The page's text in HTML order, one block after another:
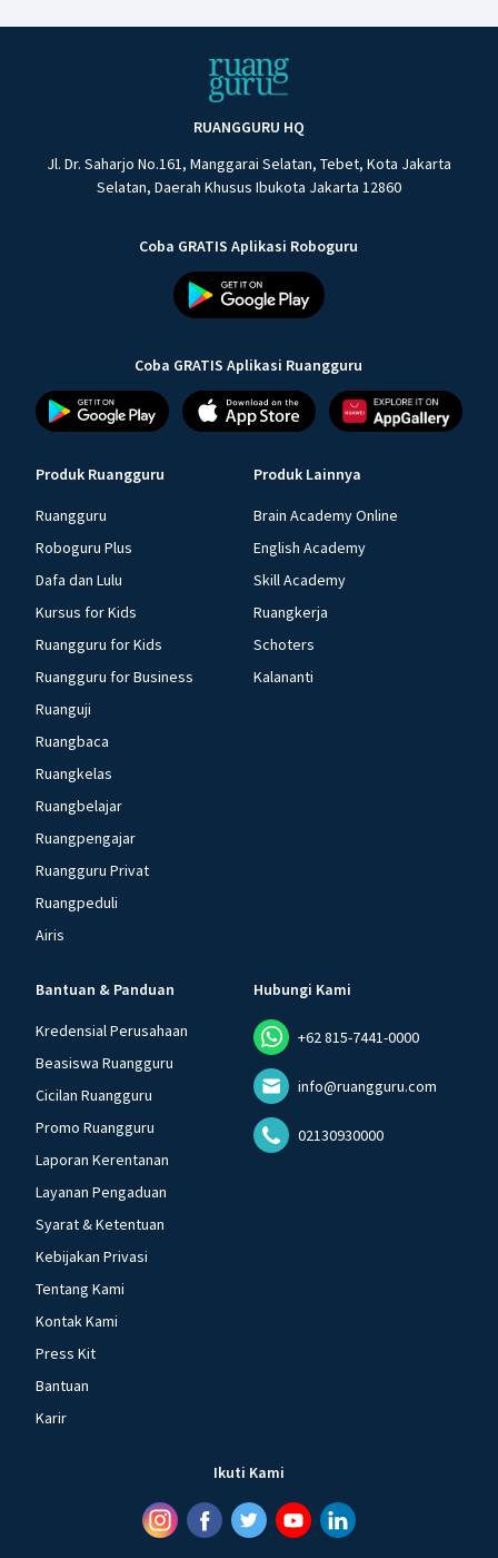
RUANGGURU HQ
Jl. Dr. Saharjo No.161, Manggarai Selatan, Tebet, Kota Jakarta
Selatan, Daerah Khusus Ibukota Jakarta 12860
Coba GRATIS Aplikasi Roboguru
Coba GRATIS Aplikasi Ruangguru
Produk Ruangguru
Ruangguru
Roboguru Plus
Dafa dan Lulu
Kursus for Kids
Ruangguru for Kids
Ruangguru for Business
Ruanguji
Ruangbaca
Ruangkelas
Ruangbelajar
Ruangpengajar
Ruangguru Privat
Ruangpeduli
Airis
Produk Lainnya
Brain Academy Online
English Academy
Skill Academy
Ruangkerja
Schoters
Kalananti
Bantuan & Panduan
Kredensial Perusahaan
Beasiswa Ruangguru
Cicilan Ruangguru
Promo Ruangguru
Laporan Kerentanan
Layanan Pengaduan
Syarat & Ketentuan
Kebijakan Privasi
Tentang Kami
Kontak Kami
Press Kit
Bantuan
Karir
Hubungi Kami
+62 815-7441-0000
info@ruangguru.com
02130930000
Ikuti Kami